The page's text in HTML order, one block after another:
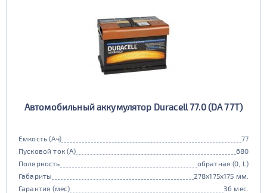
Автомобильный аккумулятор Duracell 77.0 (DA 77T)
Емкость (Ач)
77
Пусковой ток (А)
680
Полярность
обратная (0, L)
Габариты
278x175x175 мм.
Гарантия (мес)
36 мес.